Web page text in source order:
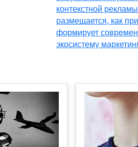
контекстной
размещается, как
формирует
экосистему